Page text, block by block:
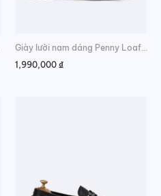
Giày lười nam dáng Penny Loafer công sở
1,990,000 ₫